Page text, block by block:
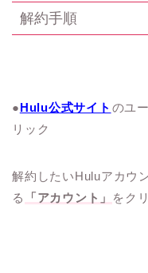
解約手順
●Hulu公式サイト のユ
リック
解約したいHuluアカウ
る
「アカウント」 をク